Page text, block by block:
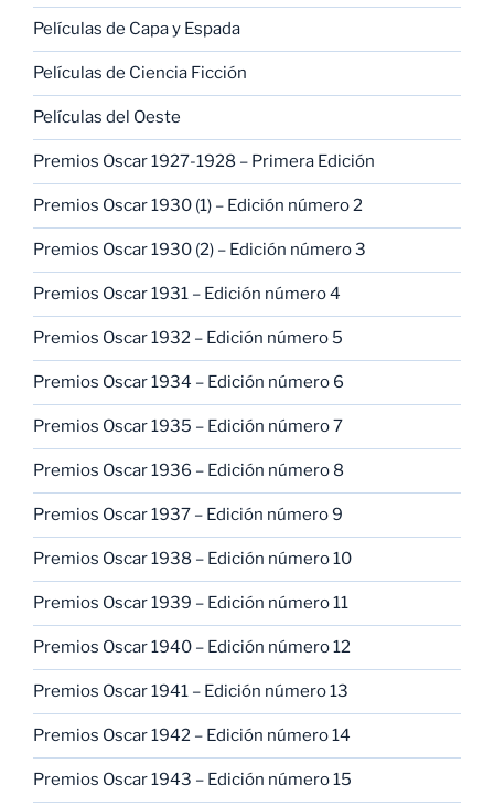
Películas de Capa y Espada
Películas de Ciencia Ficción
Películas del Oeste
Premios Oscar 1927-1928 – Primera Edición
Premios Oscar 1930 (1) – Edición número 2
Premios Oscar 1930 (2) – Edición número 3
Premios Oscar 1931 – Edición número 4
Premios Oscar 1932 – Edición número 5
Premios Oscar 1934 – Edición número 6
Premios Oscar 1935 – Edición número 7
Premios Oscar 1936 – Edición número 8
Premios Oscar 1937 – Edición número 9
Premios Oscar 1938 – Edición número 10
Premios Oscar 1939 – Edición número 11
Premios Oscar 1940 – Edición número 12
Premios Oscar 1941 – Edición número 13
Premios Oscar 1942 – Edición número 14
Premios Oscar 1943 – Edición número 15